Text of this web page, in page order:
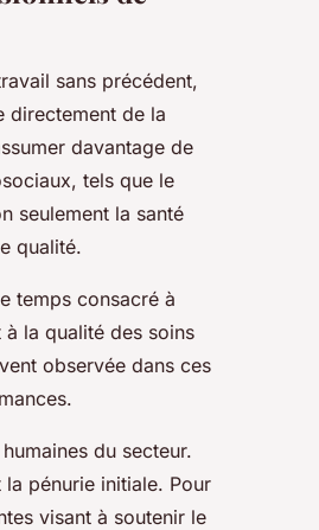
sans précédent,
directement de la
davantage de
tels que le
seulement la santé
qualité.
temps consacré à
la qualité des soins
observée dans ces
du secteur.
pénurie initiale. Pour
visant à soutenir le